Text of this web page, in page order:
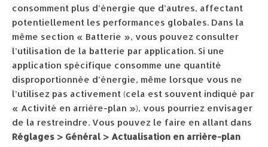
consomment plus d’énergie que d’autres, affectant
potentiellement les performances globales. Dans la
même section « Batterie », vous pouvez consulter
l’utilisation de la batterie par application. Si une
application spécifique consomme une quantité
disproportionnée d’énergie, même lorsque vous ne
l’utilisez pas activement (cela est souvent indiqué par
« Activité en arrière-plan »), vous pourriez envisager
de la restreindre. Vous pouvez le faire en allant dans
Réglages > Général > Actualisation en arrière-plan